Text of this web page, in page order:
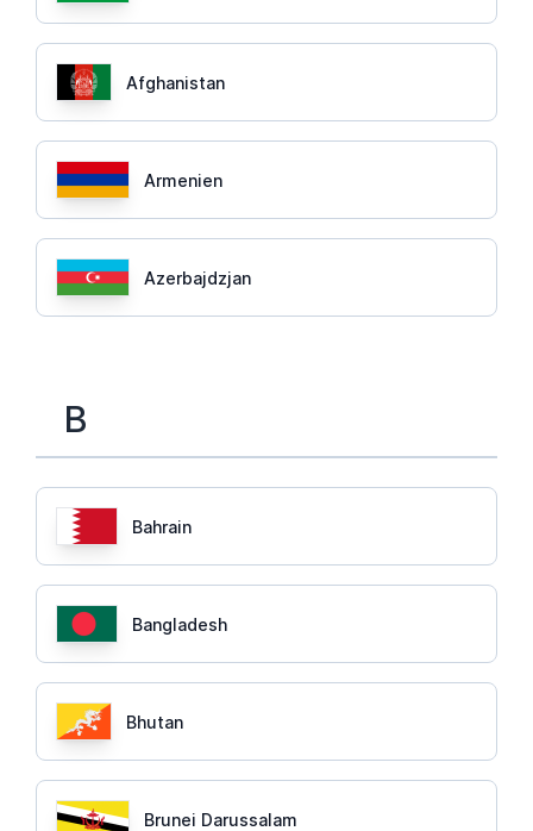
Afghanistan
Armenien
Azerbajdzjan
B
Bahrain
Bangladesh
Bhutan
Brunei Darussalam